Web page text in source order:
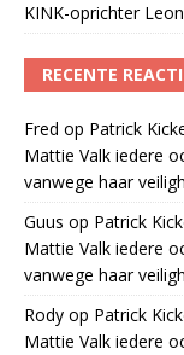
KINK-oprichter
RECENTE
Fred op Patrick
Mattie Valk iedere
vanwege haar
Guus op Patrick
Mattie Valk iedere
vanwege haar
Rody op Patrick
Mattie Valk iedere